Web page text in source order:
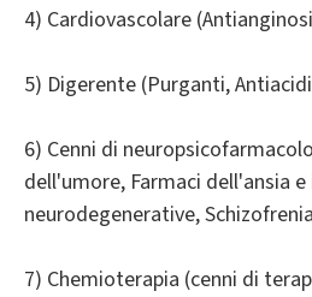
4) Cardiovascolare
5) Digerente (Purganti,
6) Cenni di
dell'umore, Farmaci dell'ansia
neurodegenerative,
7) Chemioterapia (cenni di